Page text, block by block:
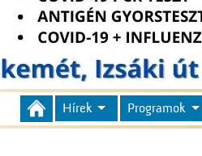
Hírek Programok